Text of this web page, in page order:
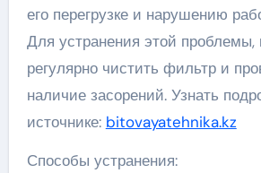
его перегрузке и нарушению
Для устранения этой проблемы,
регулярно чистить фильтр и
наличие засорений. Узнать
источнике: bitovayatehnika.kz
Способы устранения: